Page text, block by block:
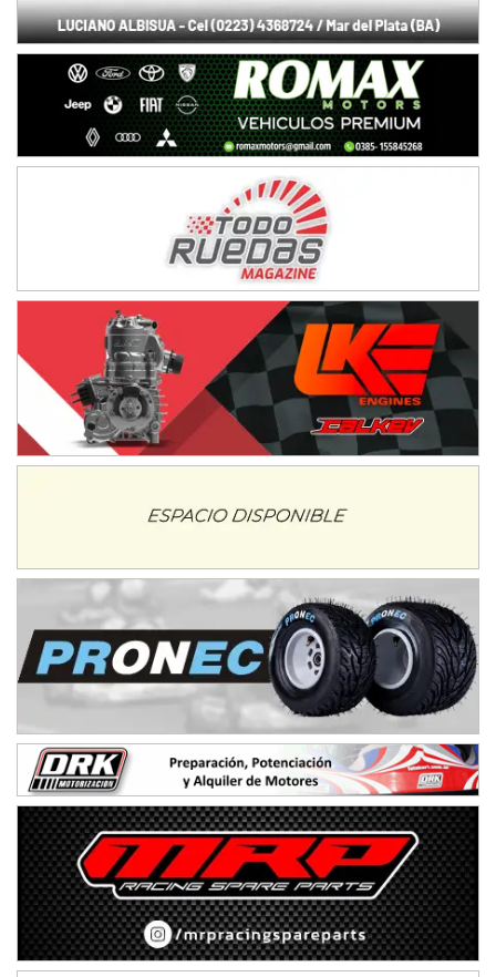
Juventud Unida (Tierra)
Humboldt (Santa Fe)
NORESTE SANTAFESINO - F6
Ciudad de Avellaneda (Asfalto)
Avellaneda (Santa Fe)
SUR SANTAFESINO - F4